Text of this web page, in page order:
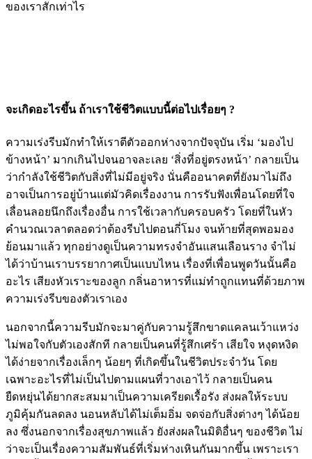
ของเราสักเท่าไร
จะเกิดอะไรขึ้น ถ้าเราใช้ชีวิตแบบนี้ต่อไปเรื่อยๆ ?
ความเร่งรีบมักทำให้เราตีตัวออกห่างจากปัจจุบัน เริ่ม ‘มองไป
ข้างหน้า’ มากเกินไปจนอาจละเลย ‘สิ่งที่อยู่ตรงหน้า’ กลายเป็น
ว่ากำลังใช้ชีวิตกับสิ่งที่ไม่มีอยู่จริง นั่นคืออนาคตที่ยังมาไม่ถึง
อาจเป็นการอยู่บ้านแต่มัวคิดเรื่องงาน การรับฟังเพื่อนโดยที่ใจ
เลื่อนลอยนึกถึงเรื่องอื่น การใช้เวลากับครอบครัว โดยที่ในหัว
คำนวณเวลาตลอดว่าต้องรีบไปตอนกี่โมง จนท้ายที่สุดพอมอง
ย้อนมาแล้ว ทุกอย่างดูเป็นความทรงจำอันแสนเลือนราง จำไม่
ได้ว่าบ้านเราบรรยากาศเป็นแบบไหน เรื่องที่เพื่อนพูดวันนั้นคือ
อะไร เสียงหัวเราะของลูก กลิ่นอาหารที่แม่ทำถูกแทนที่ด้วยภาพ
ความเร่งรีบของตัวเราเอง
นอกจากนี้ความรีบมักจะมาคู่กับความรู้สึกขาดแคลนเว้าแหว่ง
ไม่พอใจกับตัวเองสักที กลายเป็นคนที่รู้สึกเศร้า เสียใจ หงุดหงิด
ได้ง่ายจากเรื่องเล็กๆ น้อยๆ ที่เกิดขึ้นในชีวิตประจำวัน โดย
เฉพาะอะไรที่ไม่เป็นไปตามแผนที่วางเอาไว้ กลายเป็นคน
ยืดหยุ่นได้ยากสะสมมาเป็นความเครียดเรื้อรัง ส่งผลให้ระบบ
ภูมิคุ้มกันลดลง นอนหลับได้ไม่เต็มอิ่ม จดจ่อกับสิ่งต่างๆ ได้น้อย
ลง ซึ่งนอกจากเรื่องสุขภาพแล้ว ยังส่งผลในมิติอื่นๆ ของชีวิต ไม่
ว่าจะเป็นเรื่องความสัมพันธ์ที่เริ่มห่างเหินกันมากขึ้น เพราะเรา